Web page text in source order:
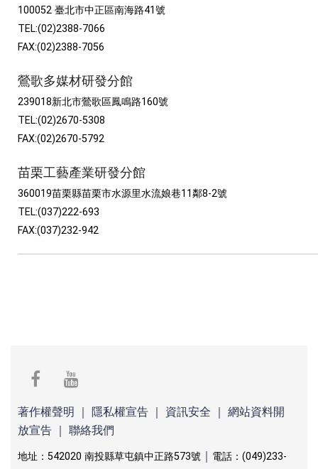
100052 臺北市中正區南海路41號
TEL:(02)2388-7066
FAX:(02)2388-7056
鶯歌多媒材研發分館
239018新北市鶯歌區鳳鳴路160號
TEL:(02)2670-5308
FAX:(02)2670-5792
苗栗工藝產業研發分館
360019苗栗縣苗栗市水源里水流娘巷11鄰8-2號
TEL:(037)222-693
FAX:(037)232-942
facebook
著作權聲明 ｜ 隱私權宣告 ｜ 資訊安全 ｜ 網站資料開
放宣告 ｜ 聯絡我們
地址：542020 南投縣草屯鎮中正路573號 ｜ 電話：(049)233-